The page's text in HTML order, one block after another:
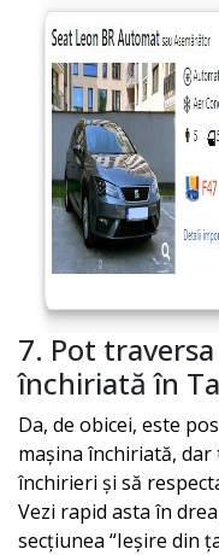
7. Pot
închiriată în
Da, de obicei, este
mașina închiriată,
închirieri și să
Vezi rapid asta în
secțiunea “Ieșire din